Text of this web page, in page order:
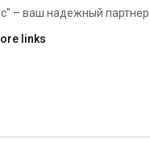
– ваш надежный партнер
links